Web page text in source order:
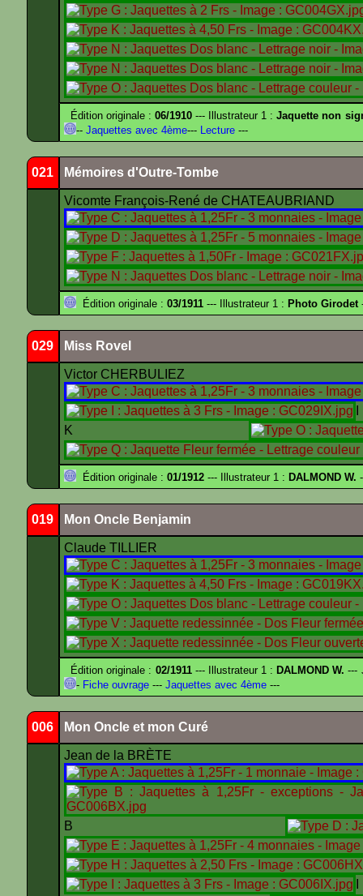
Édition originale :06/1910 --- Illustrateur 1 :Jaquette non
-- Jaquettes avec 4ème--- Lecture ---
021 Mémoires d'Outre-Tombe
Vicomte François-René de CHATEAUBRIAND
Édition originale : 03/1911 --- Illustrateur 1 : Photo Girodet
029 Miss Rovel
Victor CHERBULIEZ
K
Édition originale : 01/1912 --- Illustrateur 1 : DALMOND W.
019 Mon Oncle Benjamin
Claude TILLIER
Édition originale : 02/1911--- Illustrateur 1 : DALMOND W. ---
- Fiche ouvrage --- Jaquettes avec 4ème ---
006 Mon Oncle et mon Curé
Jean de la BRÈTE
B